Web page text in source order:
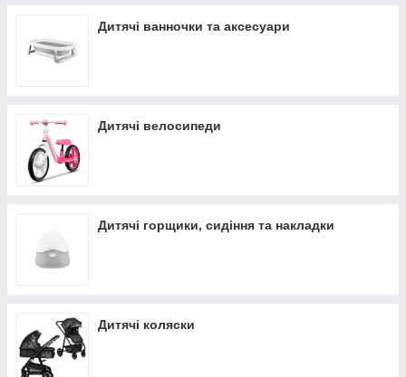
Дитячі ванночки та аксесуари
Дитячі велосипеди
Дитячі горщики, сидіння та накладки
Дитячі коляски